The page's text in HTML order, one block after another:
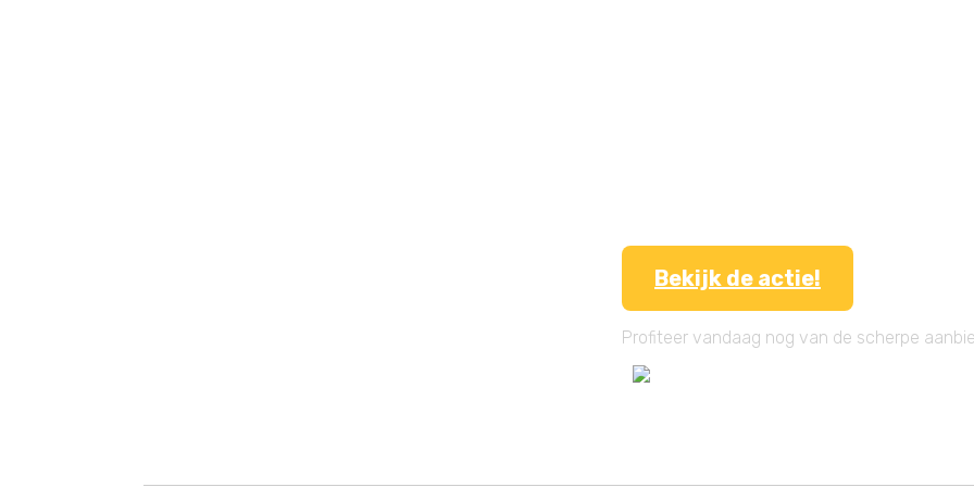
Bekijk de actie!
Profiteer vandaag nog van de scherpe